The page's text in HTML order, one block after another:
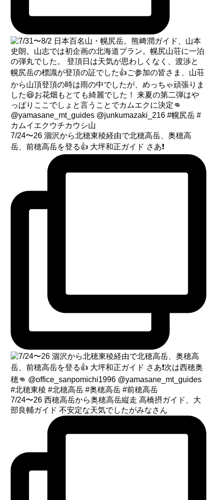
7/24〜26 涸沢から北穂東稜経由で北穂高岳、奥穂高
岳、前穂高岳を登る👍 大坪和正ガイド さあ❗️
7/24〜26 西穂高岳から奥穂高岳縦走 高橋摂ガイド、大
部良輔ガイド 不安定な天気でしたがみなさん